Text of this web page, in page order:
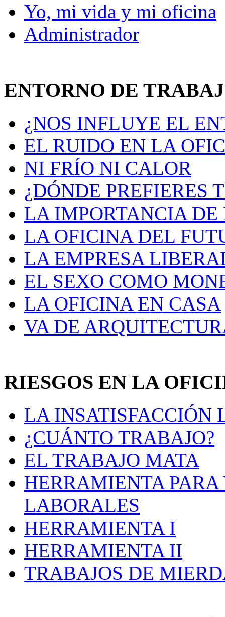
Yo, mi vida y mi oficina
Administrador
ENTORNO DE
¿NOS INFLUYE EL
EL RUIDO EN LA
NI FRÍO NI CALOR
¿DÓNDE PREFIERES
LA IMPORTANCIA
LA OFICINA DEL
LA EMPRESA
EL SEXO COMO
LA OFICINA EN CASA
VA DE
RIESGOS EN LA
LA INSATISFACCIÓN
¿CUÁNTO TRABAJO?
EL TRABAJO MATA
HERRAMIENTA
LABORALES
HERRAMIENTA I
HERRAMIENTA II
TRABAJOS DE